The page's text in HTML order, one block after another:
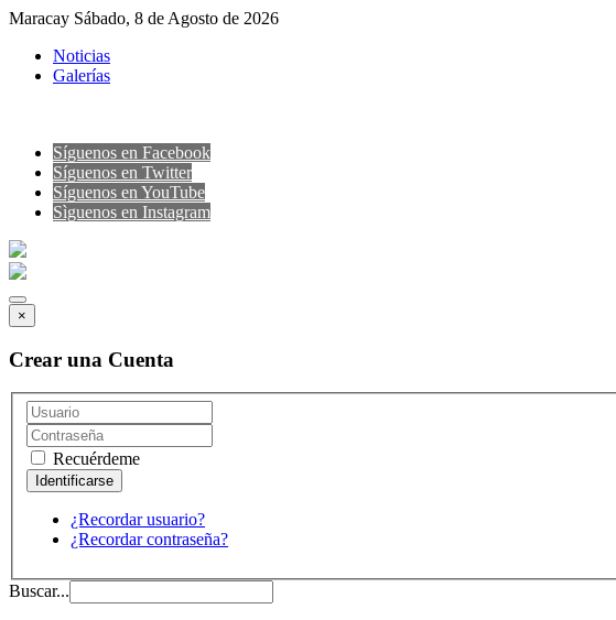
Maracay Sábado, 8 de Agosto de 2026
Noticias
Galerías
Síguenos en Facebook
Síguenos en Twitter
Síguenos en YouTube
Sìguenos en Instagram
×
Crear una Cuenta
Recuérdeme
¿Recordar usuario?
¿Recordar contraseña?
Buscar...